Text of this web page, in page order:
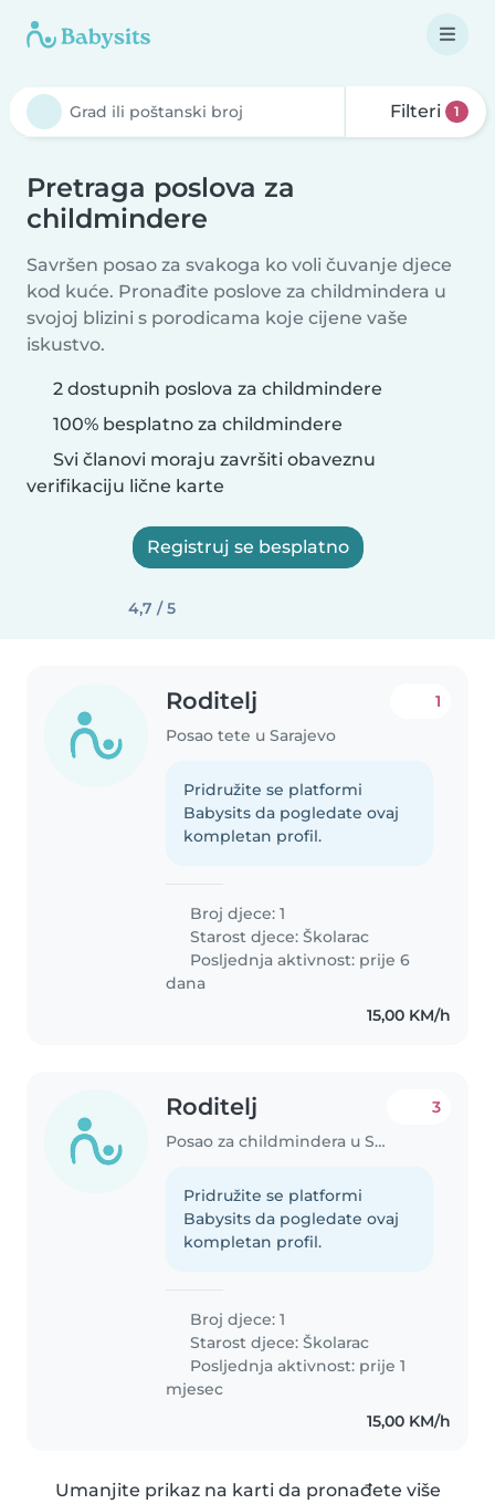
Filteri 1
Pretraga poslova za
childmindere
Savršen posao za svakoga ko voli čuvanje djece
kod kuće. Pronađite poslove za childmindera u
svojoj blizini s porodicama koje cijene vaše
iskustvo.
2 dostupnih poslova za childmindere
100% besplatno za childmindere
Svi članovi moraju završiti obaveznu
verifikaciju lične karte
Registruj se besplatno
4,7 / 5
Roditelj
Posao tete u Sarajevo
1
Pridružite se platformi
Babysits da pogledate ovaj
kompletan profil.
Broj djece: 1
Starost djece:Školarac
Posljednja aktivnost: prije 6
dana
15,00 KM/h
Roditelj
Posao za childmindera u Sarajevo
3
Pridružite se platformi
Babysits da pogledate ovaj
kompletan profil.
Broj djece: 1
Starost djece:Školarac
Posljednja aktivnost: prije 1
mjesec
15,00 KM/h
Umanjite prikaz na karti da pronađete više